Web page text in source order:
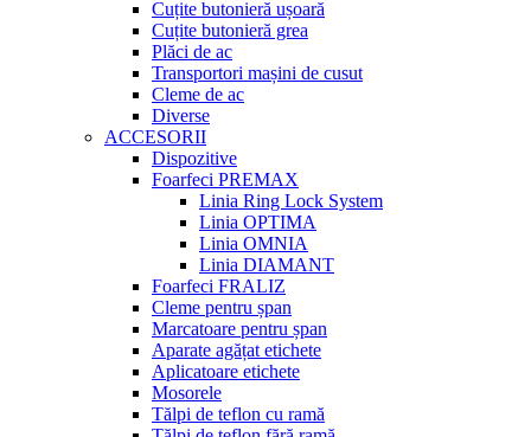
Cuțite butonieră ușoară
Cuțite butonieră grea
Plăci de ac
Transportori mașini de cusut
Cleme de ac
Diverse
ACCESORII
Dispozitive
Foarfeci PREMAX
Linia Ring Lock System
Linia OPTIMA
Linia OMNIA
Linia DIAMANT
Foarfeci FRALIZ
Cleme pentru șpan
Marcatoare pentru șpan
Aparate agățat etichete
Aplicatoare etichete
Mosorele
Tălpi de teflon cu ramă